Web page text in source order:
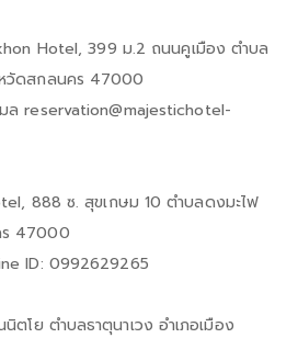
Hotel, 399 ม.2 ถนนคูเมือง ตำบล
หวัดสกลนคร 47000
reservation@majestichotel-
888 ซ. สุขเกษม 10 ตำบลดงมะไฟ
ร 47000
ID: 0992629265
โย ตำบลธาตุนาเวง อำเภอเมือง